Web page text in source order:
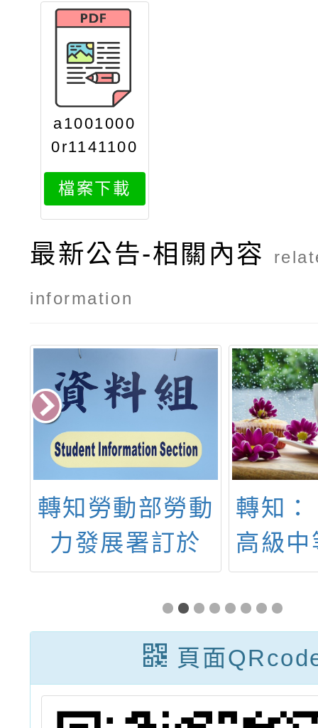
a1001000
0r1141100
197001
檔案下載
最新公告-相關內容
information
轉知勞動部勞動
力發展署訂於
114年7月18日
辦理「產業趨勢
發展職類研討
會」活動
轉知
高級
校聽
場所
規劃
頁面